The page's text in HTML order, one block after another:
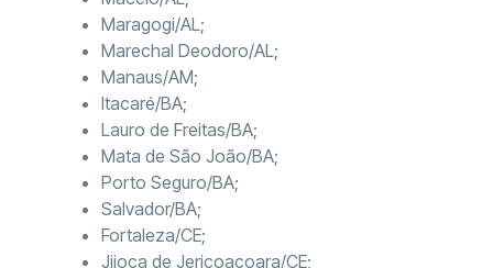
Maragogi/AL;
Marechal Deodoro/AL;
Manaus/AM;
Itacaré/BA;
Lauro de Freitas/BA;
Mata de São João/BA;
Porto Seguro/BA;
Salvador/BA;
Fortaleza/CE;
Jijoca de Jericoacoara/CE;